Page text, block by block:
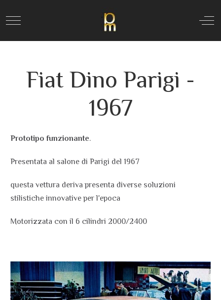
Mobile Menu Toggle Off-
Fiat Dino Parigi -
1967
Prototipo funzionante.
Presentata al salone di Parigi del 1967
questa vettura deriva presenta diverse soluzioni
stilistiche innovative per l'epoca
Motorizzata con il 6 cilindri 2000/2400